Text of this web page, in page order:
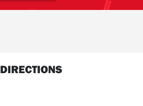
DIRECTIONS